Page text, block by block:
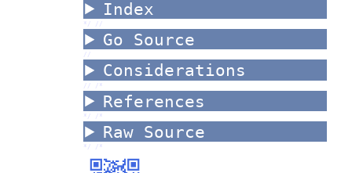
Index
*/ //
Go Source
//
Considerations
// /*
References
*/ /*
Raw Source
*/ /*